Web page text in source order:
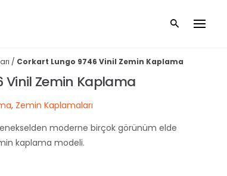
/ Corkart Lungo 9746 Vinil Zemin Kaplama
Vinil Zemin Kaplama
, Zemin Kaplamaları
moderne birçok görünüm elde
kaplama modeli.